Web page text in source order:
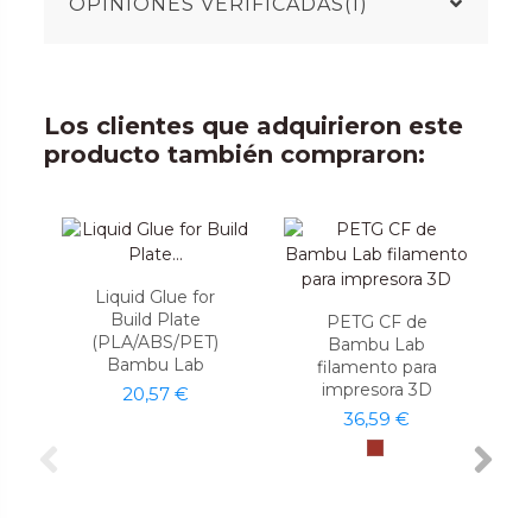
Los clientes que adquirieron este
producto también compraron:
Liquid Glue for
Build Plate
(PLA/ABS/PET)
Bambu Lab
20,57 €
PETG CF de
Bambu Lab
filamento para
impresora 3D
36,59 €